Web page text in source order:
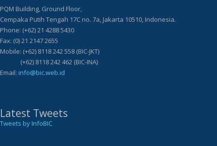
PQM Building, Ground Floor,
Cempaka Putih Tengah 17C no. 7a, Jakarta 10510, Indonesia.
Phone: (+62) 21 4288 5430
Fax: (0) 21 2147 2655
Mobile: (+62) 8118 242 558 (BIC-JKT)
(+62) 8118 242 462 (BIC-INA)
Email: info@bic.web.id
Latest Tweets
Tweets by InfoBIC